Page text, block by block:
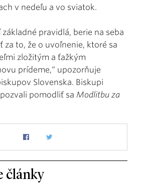
v nedeľu a vo sviatok.
pravidlá, berie na seba
za to, že o uvoľnenie, ktoré sa
zložitým a ťažkým
prídeme,“ upozorňuje
Slovenska. Biskupi
pomodliť sa Modlitbu za
články